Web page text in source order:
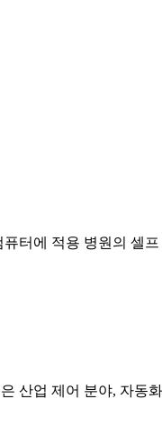
터에 적용 병원의 셀
산업 제어 분야, 자동